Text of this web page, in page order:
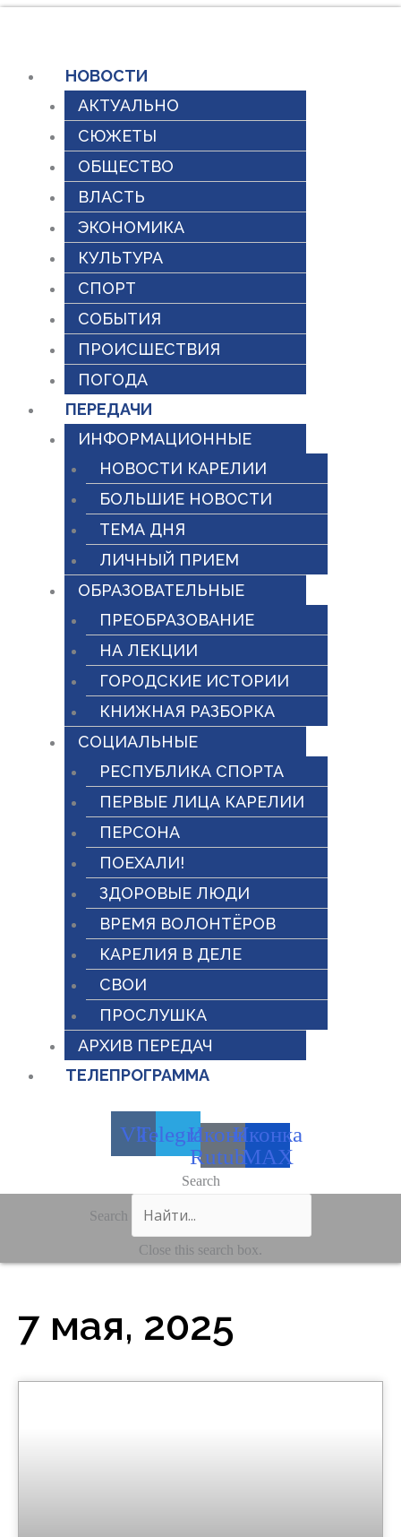
содержимомуНОВОСТИ
АКТУАЛЬНО
СЮЖЕТЫ
ОБЩЕСТВО
ВЛАСТЬ
ЭКОНОМИКА
КУЛЬТУРА
СПОРТ
СОБЫТИЯ
ПРОИСШЕСТВИЯ
ПОГОДА
ПЕРЕДАЧИ
ИНФОРМАЦИОННЫЕ
НОВОСТИ КАРЕЛИИ
БОЛЬШИЕ НОВОСТИ
ТЕМА ДНЯ
ЛИЧНЫЙ ПРИЕМ
ОБРАЗОВАТЕЛЬНЫЕ
ПРЕОБРАЗОВАНИЕ
НА ЛЕКЦИИ
ГОРОДСКИЕ ИСТОРИИ
КНИЖНАЯ РАЗБОРКА
СОЦИАЛЬНЫЕ
РЕСПУБЛИКА СПОРТА
ПЕРВЫЕ ЛИЦА КАРЕЛИИ
ПЕРСОНА
ПОЕХАЛИ!
ЗДОРОВЫЕ ЛЮДИ
ВРЕМЯ ВОЛОНТЁРОВ
КАРЕЛИЯ В ДЕЛЕ
СВОИ
ПРОСЛУШКА
АРХИВ ПЕРЕДАЧ
ТЕЛЕПРОГРАММА
VkTelegramИконка
Rutube
Иконка
MAX
Search
Search
Close this search box.
7 мая, 2025